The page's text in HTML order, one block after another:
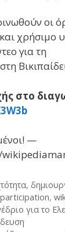
οι
χρήσιμο
για τη
στο
—
,
participation,
για το